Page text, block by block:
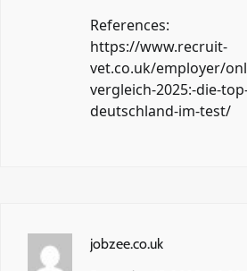
References:
https://www.recruit-
vet.co.uk/employer/
vergleich-2025:-die-
deutschland-im-test/
jobzee.co.uk